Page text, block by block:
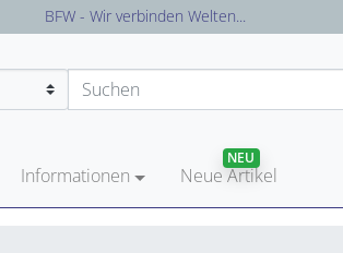
Versandkostenfreie Lieferung in Deutschland
Informationen Neue Artikel
NEU